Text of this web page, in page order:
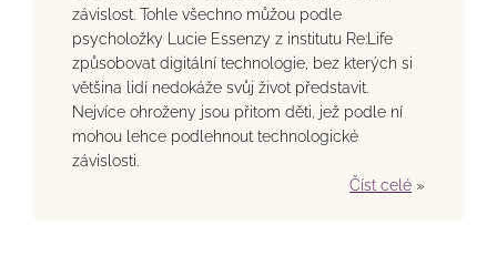
závislost. Tohle všechno můžou podle
psycholožky Lucie Essenzy z institutu Re:Life
způsobovat digitální technologie, bez kterých si
většina lidí nedokáže svůj život představit.
Nejvíce ohroženy jsou přitom děti, jež podle ní
mohou lehce podlehnout technologické
závislosti.
Číst celé »